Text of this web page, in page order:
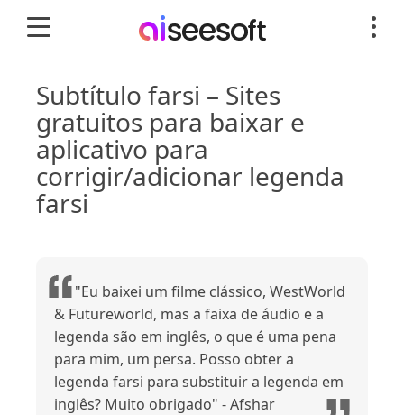
Subtítulo farsi – Sites
gratuitos para baixar e
aplicativo para
corrigir/adicionar legenda
farsi
"Eu baixei um filme clássico, WestWorld
& Futureworld, mas a faixa de áudio e a
legenda são em inglês, o que é uma pena
para mim, um persa. Posso obter a
legenda farsi para substituir a legenda em
inglês? Muito obrigado" - Afshar